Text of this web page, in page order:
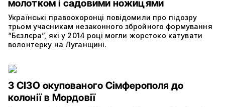
молотком і садовими ножицями
Українські правоохоронці повідомили про підозру
трьом учасникам незаконного збройного формування
“Бєзлєра”, які у 2014 році могли жорстоко катувати
волонтерку на Луганщині.
З СІЗО окупованого Сімферополя до
колонії в Мордовії